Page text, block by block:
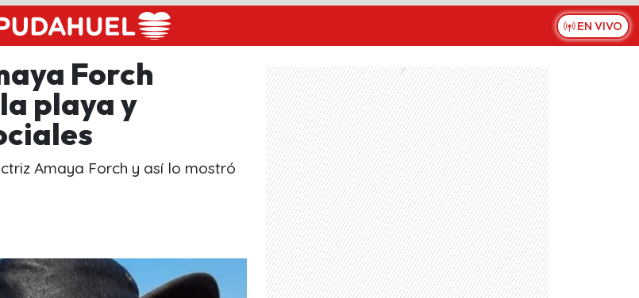
EN VIVO
Forch
playa y
Amaya Forch y así lo mostró